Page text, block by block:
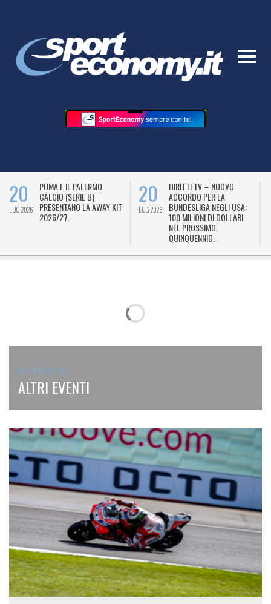
20
LUG 2026
PUMA E IL PALERMO
CALCIO (SERIE B)
PRESENTANO LA AWAY KIT
2026/27.
20
LUG 2026
DIRITTI TV – NUOVO
ACCORDO PER LA
BUNDESLIGA NEGLI USA:
100 MILIONI DI DOLLARI
NEL PROSSIMO
QUINQUENNIO.
ALL POSTS IN
ALTRI EVENTI